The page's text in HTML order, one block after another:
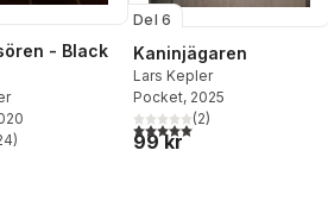
- Black
Totalt antal röster:
)
Del 6
Kaninjägaren
Lars Kepler
Pocket, 2025
5,0utav 5 stjärnor. Totalt
(2)
99 kr